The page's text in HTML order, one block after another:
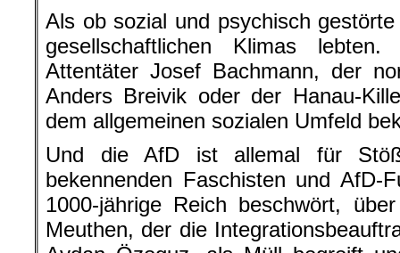
Als ob sozial und psychisch
gesellschaftlichen Klimas
Attentäter Josef Bachmann, der
Anders Breivik oder der Hanau-
dem allgemeinen sozialen Umfeld
Und die AfD ist allemal für
bekennenden Faschisten und AfD-
1000-jährige Reich beschwört,
Meuthen, der die